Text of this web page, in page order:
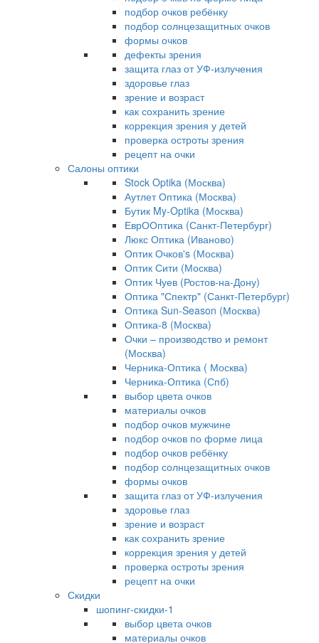
подбор очков ребёнку
подбор солнцезащитных очков
формы очков
дефекты зрения
защита глаз от УФ-излучения
здоровье глаз
зрение и возраст
как сохранить зрение
коррекция зрения у детей
проверка остроты зрения
рецепт на очки
Салоны оптики
Stock Optika (Москва)
Аутлет Оптика (Москва)
Бутик My-Optika (Москва)
ЕврООптика (Санкт-Петербург)
Люкс Оптика (Иваново)
Оптик Очков's (Москва)
Оптик Сити (Москва)
Оптик Чуев (Ростов-на-Дону)
Оптика "Спектр" (Санкт-Петербург)
Оптика Sun-Season (Москва)
Оптика-8 (Москва)
Очки – производство и ремонт
(Москва)
Черника-Оптика ( Москва)
Черника-Оптика (Спб)
выбор цвета очков
материалы очков
подбор очков мужчине
подбор очков по форме лица
подбор очков ребёнку
подбор солнцезащитных очков
формы очков
защита глаз от УФ-излучения
здоровье глаз
зрение и возраст
как сохранить зрение
коррекция зрения у детей
проверка остроты зрения
рецепт на очки
Скидки
шопинг-скидки-1
выбор цвета очков
материалы очков